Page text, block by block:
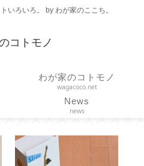
いろいろ。 by わが家のここち。
コトモノ
わが家のコトモノ
wagacoco.net
News
news